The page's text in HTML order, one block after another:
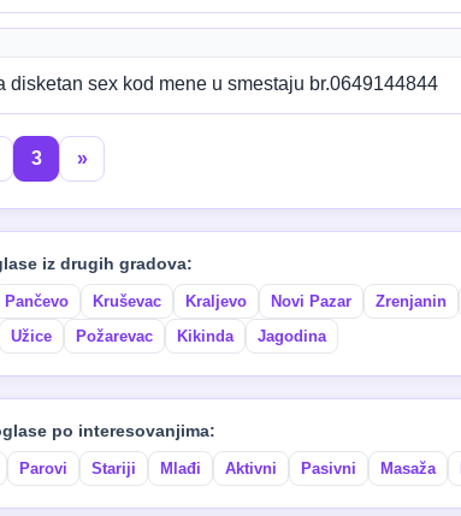
sex kod mene u smestaju br.0649144844
3 »
iz drugih gradova:
Pančevo Kruševac Kraljevo Novi Pazar Zrenjanin
Užice Požarevac Kikinda Jagodina
po interesovanjima:
Parovi Stariji Mlađi Aktivni Pasivni Masaža